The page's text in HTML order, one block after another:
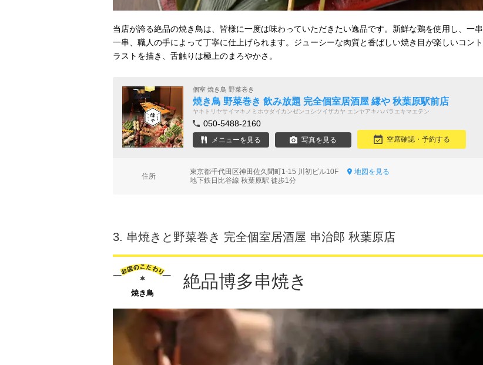
当店が誇る絶品の焼き鳥は、皆様に一度は味わっていただきたい逸品です。新鮮な鶏を使用し、一串
一串、職人の手によって丁寧に仕上げられます。ジューシーな肉質と香ばしい焼き目が楽しいコント
ラストを描き、舌触りは極上のまろやかさ。
個室 焼き鳥 野菜巻き
焼き鳥 野菜巻き 飲み放題 完全個室居酒屋 縁や 秋葉原駅前店
ヤキトリヤサイマキノミホウダイカンゼンコシツイザカヤ エンヤアキハバラエキマエテン
050-5488-2160
メニューを見る 写真を見る 空席確認・予約する
住所
東京都千代田区神田佐久間町1-15 川初ビル10F
地図を見る
地下鉄日比谷線 秋葉原駅 徒歩1分
3. 串焼きと野菜巻き 完全個室居酒屋 串治郎 秋葉原店
焼き鳥
絶品博多串焼き